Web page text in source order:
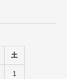
土
1